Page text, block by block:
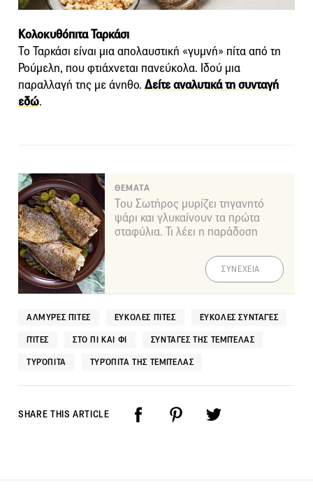
Κολοκυθόπιτα Ταρκάσι
Το Ταρκάσι είναι μια απολαυστική «γυμνή» πίτα από τη
Ρούμελη, που φτιάχνεται πανεύκολα. Ιδού μια
παραλλαγή της με άνηθο. Δείτε αναλυτικά τη συνταγή
εδώ.
ΘΕΜΑΤΑ
Του Σωτήρος μυρίζει τηγανητό
ψάρι και γλυκαίνουν τα πρώτα
σταφύλια. Τι λέει η παράδοση
ΣΥΝΕΧΕΙΑ
ΑΛΜΥΡΈΣ ΠΊΤΕΣ ΕΎΚΟΛΕΣ ΠΊΤΕΣ ΕΎΚΟΛΕΣ ΣΥΝΤΑΓΈΣ
ΠΊΤΕΣ ΣΤΟ ΠΙ ΚΑΙ ΦΙ ΣΥΝΤΑΓΈΣ ΤΗΣ ΤΕΜΠΈΛΑΣ
ΤΥΡΌΠΙΤΑ ΤΥΡΌΠΙΤΑ ΤΗΣ ΤΕΜΠΈΛΑΣ
SHARE THIS ARTICLE